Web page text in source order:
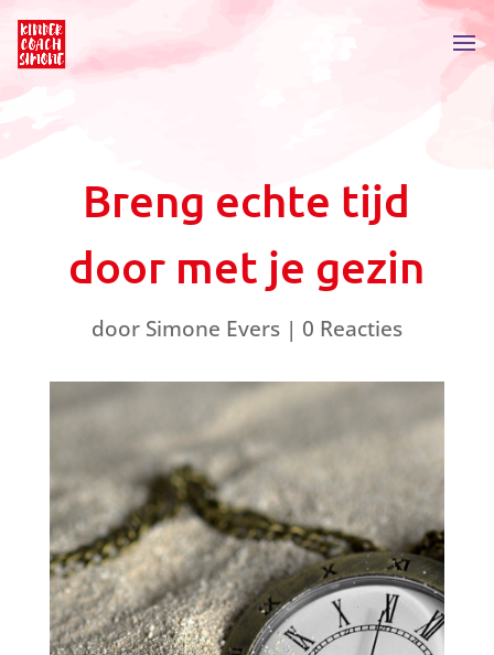
Breng echte tijd
door met je gezin
door Simone Evers| 0 Reacties